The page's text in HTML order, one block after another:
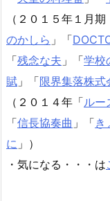
（２０１５年１月期
のかしら 」「
「残念な夫 」「学校
賦 」「限界集落株式
（２０１４年「ルー
「信長協奏曲 」「き
に 」）
・気になる・・・は